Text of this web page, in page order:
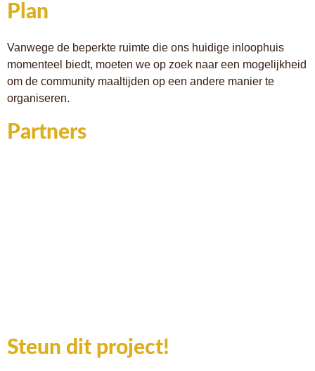
Plan
Vanwege de beperkte ruimte die ons huidige inloophuis
momenteel biedt, moeten we op zoek naar een mogelijkheid
om de community maaltijden op een andere manier te
organiseren.
Partners
Steun dit project!